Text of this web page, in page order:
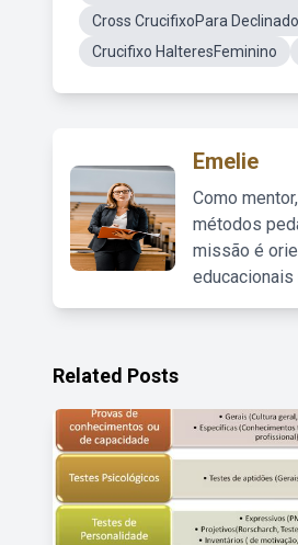
Cross CrucifixoPara Declinado
Crucifixo HalteresFeminino
Emelie
Como
métodos
missão é
Related Posts